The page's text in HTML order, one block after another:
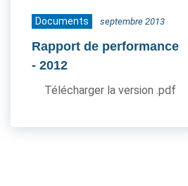
Documents septembre 2013
Rapport de performance
- 2012
Télécharger la version .pdf